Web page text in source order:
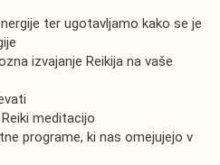
ter ugotavljamo kako se je
izvajanje Reikija na vaše
meditacijo
programe, ki nas omejujejo v